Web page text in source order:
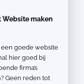
Website maken
goede website
hier goed bij
firma’s
Geen reden tot